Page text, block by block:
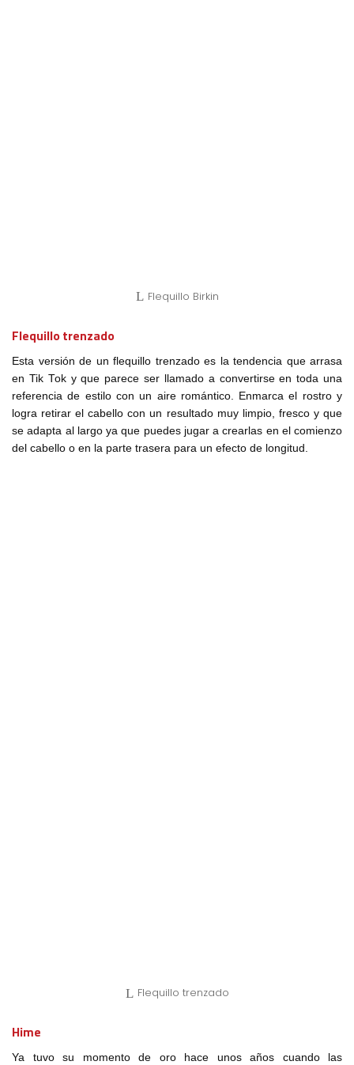
Flequillo Birkin
Flequillo trenzado
Esta versión de un flequillo trenzado es la tendencia que arrasa
en Tik Tok y que parece ser llamado a convertirse en toda una
referencia de estilo con un aire romántico. Enmarca el rostro y
logra retirar el cabello con un resultado muy limpio, fresco y que
se adapta al largo ya que puedes jugar a crearlas en el comienzo
del cabello o en la parte trasera para un efecto de longitud.
Flequillo trenzado
Hime
Ya tuvo su momento de oro hace unos años cuando las